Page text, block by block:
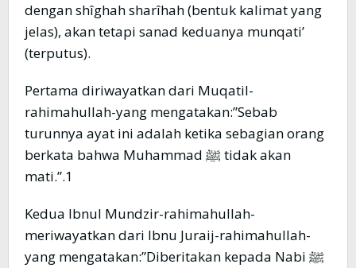
dengan shîghah sharîhah (bentuk kalimat yang
jelas), akan tetapi sanad keduanya munqati’
(terputus).
Pertama diriwayatkan dari Muqatil-
rahimahullah-yang mengatakan:”Sebab
turunnya ayat ini adalah ketika sebagian orang
berkata bahwa Muhammad ﷺ tidak akan
mati.”.1
Kedua Ibnul Mundzir-rahimahullah-
meriwayatkan dari Ibnu Juraij-rahimahullah-
yang mengatakan:”Diberitakan kepada Nabi ﷺ